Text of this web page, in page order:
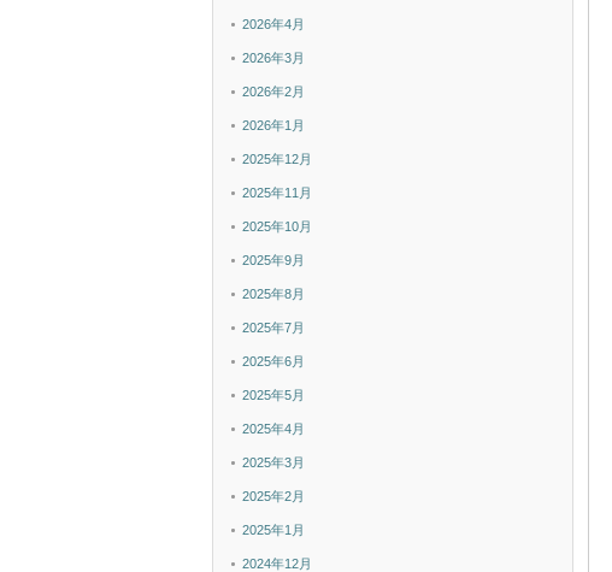
2026年4月
2026年3月
2026年2月
2026年1月
2025年12月
2025年11月
2025年10月
2025年9月
2025年8月
2025年7月
2025年6月
2025年5月
2025年4月
2025年3月
2025年2月
2025年1月
2024年12月